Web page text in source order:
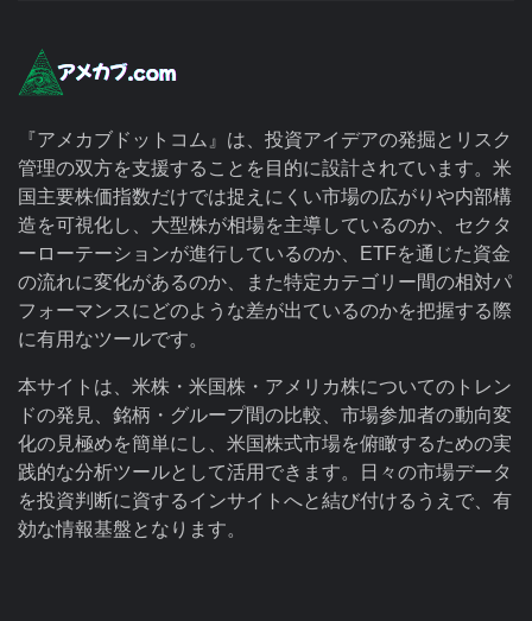
『アメカブドットコム』は、投資アイデアの発掘とリスク
管理の双方を支援することを目的に設計されています。米
国主要株価指数だけでは捉えにくい市場の広がりや内部構
造を可視化し、大型株が相場を主導しているのか、セクタ
ーローテーションが進行しているのか、ETFを通じた資金
の流れに変化があるのか、また特定カテゴリー間の相対パ
フォーマンスにどのような差が出ているのかを把握する際
に有用なツールです。
本サイトは、米株・米国株・アメリカ株についてのトレン
ドの発見、銘柄・グループ間の比較、市場参加者の動向変
化の見極めを簡単にし、米国株式市場を俯瞰するための実
践的な分析ツールとして活用できます。日々の市場データ
を投資判断に資するインサイトへと結び付けるうえで、有
効な情報基盤となります。